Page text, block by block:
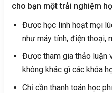
cho bạn một trải nghiệm
Được học linh hoạt mọi
như máy tính, điện thoại,
Được tham gia thảo luận
không khác gì các khóa
Chỉ cần thanh toán học